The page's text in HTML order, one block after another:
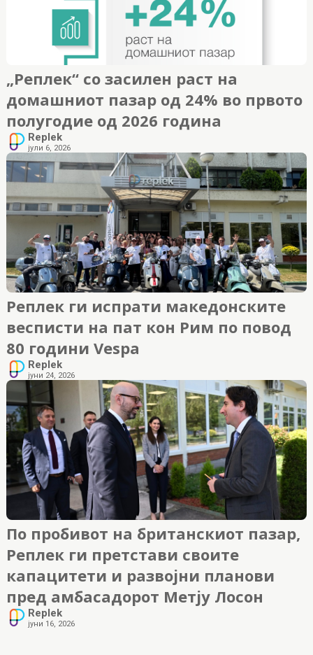
„Реплек“ со засилен раст на
домашниот пазар од 24% во првото
полугодие од 2026 година
Replek
јули 6, 2026
Реплек ги испрати македонските
весписти на пат кон Рим по повод
80 години Vespa
Replek
јуни 24, 2026
По пробивот на британскиот пазар,
Реплек ги претстави своите
капацитети и развојни планови
пред амбасадорот Метју Лосон
Replek
јуни 16, 2026